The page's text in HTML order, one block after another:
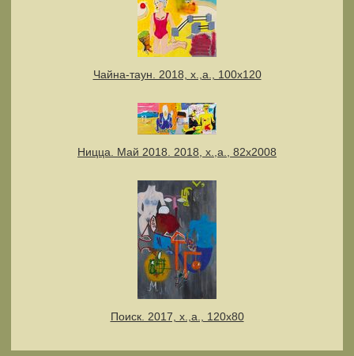
Чайна-таун. 2018, х.,а., 100х120
Ницца. Май 2018. 2018, х.,а., 82х2008
Поиск. 2017, х.,а., 120х80